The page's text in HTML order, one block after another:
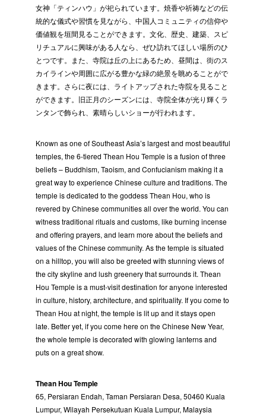
女神「ティンハウ」が祀られています。焼香や祈祷などの伝
統的な儀式や習慣を見ながら、中国人コミュニティの信仰や
価値観を垣間見ることができます。文化、歴史、建築、スピ
リチュアルに興味がある人なら、ぜひ訪れてほしい場所のひ
とつです。また、寺院は丘の上にあるため、昼間は、街のス
カイラインや周囲に広がる豊かな緑の絶景を眺めることがで
きます。さらに夜には、ライトアップされた寺院を見ること
ができます。旧正月のシーズンには、寺院全体が光り輝くラ
ンタンで飾られ、素晴らしいショーが行われます。
Known as one of Southeast Asia’s largest and most beautiful
temples, the 6-tiered Thean Hou Temple is a fusion of three
beliefs – Buddhism, Taoism, and Confucianism making it a
great way to experience Chinese culture and traditions. The
temple is dedicated to the goddess Thean Hou, who is
revered by Chinese communities all over the world. You can
witness traditional rituals and customs, like burning incense
and offering prayers, and learn more about the beliefs and
values of the Chinese community. As the temple is situated
on a hilltop, you will also be greeted with stunning views of
the city skyline and lush greenery that surrounds it. Thean
Hou Temple is a must-visit destination for anyone interested
in culture, history, architecture, and spirituality. If you come to
Thean Hou at night, the temple is lit up and it stays open
late. Better yet, if you come here on the Chinese New Year,
the whole temple is decorated with glowing lanterns and
puts on a great show.
Thean Hou Temple
65, Persiaran Endah, Taman Persiaran Desa, 50460 Kuala
Lumpur, Wilayah Persekutuan Kuala Lumpur, Malaysia